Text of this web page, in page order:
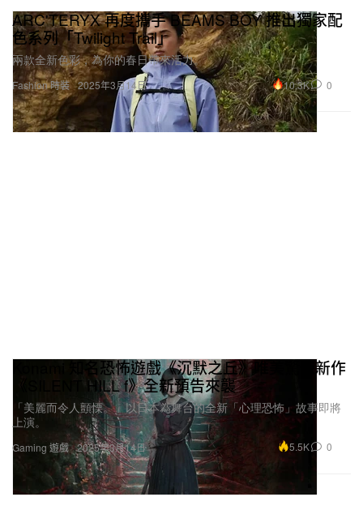
Fashion 時裝
ARC'TERYX 再度攜手 BEAMS BOY 推出獨家配
色系列「Twilight Trail」
兩款全新色彩，為你的春日帶來活力。
2025年3月14日 10.3K 0
Gaming 遊戲
Konami 知名恐怖遊戲《沉默之丘》唯美驚悚新作
《SILENT HILL f》全新預告來襲
「美麗而令人顫慄。」以日本為舞台的全新「心理恐怖」故事即將
上演。
2025年3月14日 5.5K 0